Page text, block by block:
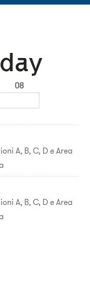
08
A, B, C, D e Area
A, B, C, D e Area